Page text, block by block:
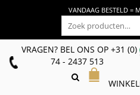
VANDAAG BESTELD =
VRAGEN? BEL ONS OP+31 (0)
74 - 2437 513